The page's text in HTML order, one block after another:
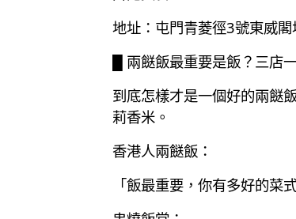
地址：屯門青菱徑3號東威
█ 兩餸飯最重要是飯？三店
到底怎樣才是一個好的兩餸
莉香米。
香港人兩餸飯：
「飯最重要，你有多好的